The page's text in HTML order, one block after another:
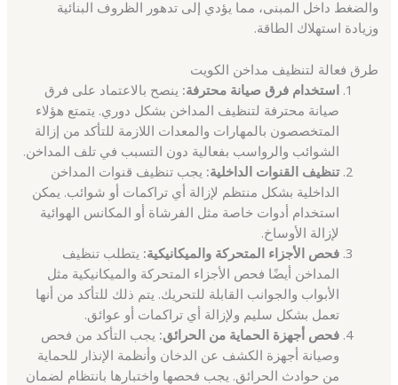
والضغط داخل المبنى، مما يؤدي إلى تدهور الظروف البنائية
وزيادة استهلاك الطاقة.
طرق فعالة لتنظيف مداخن الكويت
استخدام فرق صيانة محترفة: ينصح بالاعتماد على فرق
صيانة محترفة لتنظيف المداخن بشكل دوري. يتمتع هؤلاء
المتخصصون بالمهارات والمعدات اللازمة للتأكد من إزالة
الشوائب والرواسب بفعالية دون التسبب في تلف المداخن.
تنظيف القنوات الداخلية: يجب تنظيف قنوات المداخن
الداخلية بشكل منتظم لإزالة أي تراكمات أو شوائب. يمكن
استخدام أدوات خاصة مثل الفرشاة أو المكانس الهوائية
لإزالة الأوساخ.
فحص الأجزاء المتحركة والميكانيكية: يتطلب تنظيف
المداخن أيضًا فحص الأجزاء المتحركة والميكانيكية مثل
الأبواب والجوانب القابلة للتحريك. يتم ذلك للتأكد من أنها
تعمل بشكل سليم ولإزالة أي تراكمات أو عوائق.
فحص أجهزة الحماية من الحرائق: يجب التأكد من فحص
وصيانة أجهزة الكشف عن الدخان وأنظمة الإنذار للحماية
من حوادث الحرائق. يجب فحصها واختبارها بانتظام لضمان